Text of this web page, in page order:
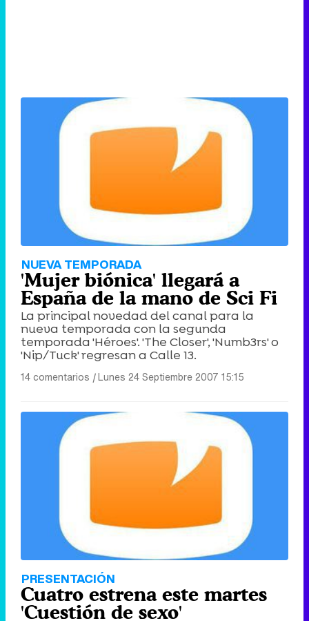
NUEVA TEMPORADA
'Mujer biónica' llegará a
España de la mano de Sci Fi
La principal novedad del canal para la
nueva temporada con la segunda
temporada 'Héroes'. 'The Closer', 'Numb3rs' o
'Nip/Tuck' regresan a Calle 13.
14 comentarios |Lunes 24 Septiembre 2007 15:15
PRESENTACIÓN
Cuatro estrena este martes
'Cuestión de sexo'